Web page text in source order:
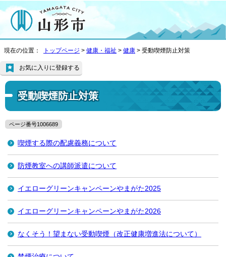
現在の位置： トップページ > 健康・福祉 > 健康 > 受動喫煙防止対策
受動喫煙防止対策
お気に入りに登録する
ページ番号1006689
喫煙する際の配慮義務について
防煙教室への講師派遣について
イエローグリーンキャンペーンやまがた2025
イエローグリーンキャンペーンやまがた2026
なくそう！望まない受動喫煙（改正健康増進法について）